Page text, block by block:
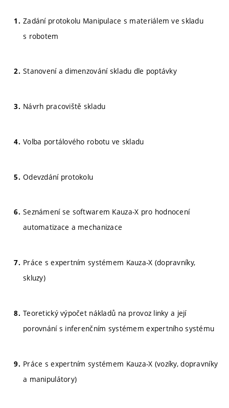
Zadání protokolu Manipulace s materiálem ve skladu
s robotem
Stanovení a dimenzování skladu dle poptávky
Návrh pracoviště skladu
Volba portálového robotu ve skladu
Odevzdání protokolu
Seznámení se softwarem Kauza-X pro hodnocení
automatizace a mechanizace
Práce s expertním systémem Kauza-X (dopravníky,
skluzy)
Teoretický výpočet nákladů na provoz linky a její
porovnání s inferenčním systémem expertního systému
Práce s expertním systémem Kauza-X (vozíky, dopravníky
a manipulátory)